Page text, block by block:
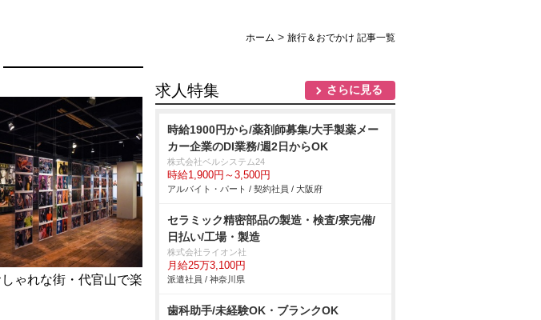
ホーム > 旅行＆おでかけ 記事一覧
ゃれな街・代官山で楽
求人特集 さらに見る
時給1900円から/薬剤師募集/大手製薬メー
カー企業のDI業務/週2日からOK
株式会社ベルシステム24
時給1,900円～3,500円
アルバイト・パート / 契約社員 / 大阪府
セラミック精密部品の製造・検査/寮完備/
日払い/工場・製造
株式会社ライオン社
月給25万3,100円
派遣社員 / 神奈川県
歯科助手/未経験OK・ブランクOK